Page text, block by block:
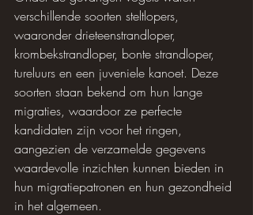
verschillende soorten steltlopers,
waaronder drieteenstrandloper,
krombekstrandloper, bonte strandloper,
tureluurs en een juveniele kanoet. Deze
soorten staan ​​bekend om hun lange
migraties, waardoor ze perfecte
kandidaten zijn voor het ringen,
aangezien de verzamelde gegevens
waardevolle inzichten kunnen bieden in
hun migratiepatronen en hun gezondheid
in het algemeen.